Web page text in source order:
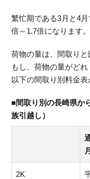
繁忙期である3月と4
倍～1.7倍になります。
荷物の量は、間取りと
もし、荷物の量がど
以下の間取り別料金表
■間取り別の長崎県か
族引越し）
2K